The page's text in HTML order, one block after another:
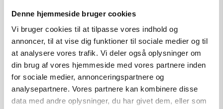
Denne hjemmeside bruger cookies
Vi bruger cookies til at tilpasse vores indhold og
annoncer, til at vise dig funktioner til sociale medier og til
at analysere vores trafik. Vi deler også oplysninger om
din brug af vores hjemmeside med vores partnere inden
for sociale medier, annonceringspartnere og
analysepartnere. Vores partnere kan kombinere disse
data med andre oplysninger, du har givet dem, eller som
Steen Kirkegaard Erichsen
papirskitse
Kunstner: Steen K. Erichsen Papirskitser
Størrelse: 32×24